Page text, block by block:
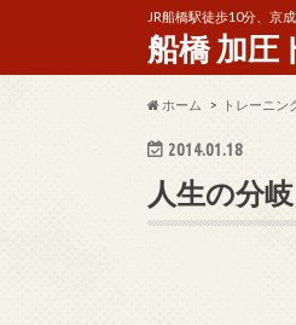
JR船橋駅徒歩10分、京
船橋 加圧
ホーム トレーニン
2014.01.18
人生の分